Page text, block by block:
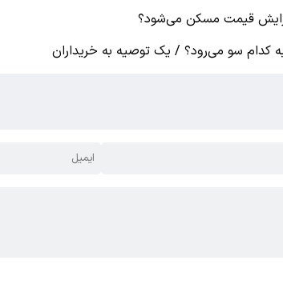
قیمت مسکن می‌شود؟
کدام سو می‌رود؟ / یک توصیه به خریداران